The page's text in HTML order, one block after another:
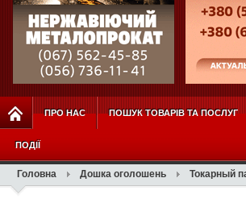
ПРО НАС ПОШУК ТОВАРІВ ТА ПОСЛУГ
ПОДІЇ
Головна Дошка оголошень Токарный